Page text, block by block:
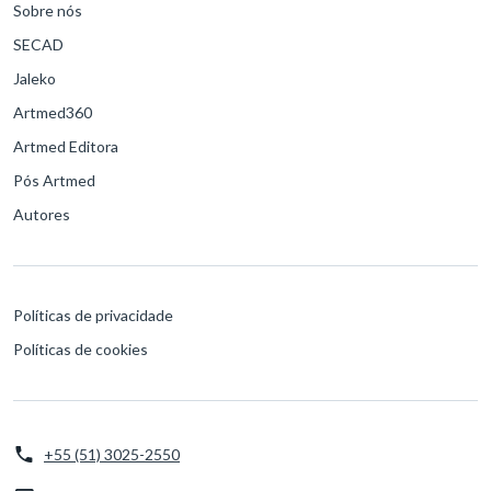
Sobre nós
SECAD
Jaleko
Artmed360
Artmed Editora
Pós Artmed
Autores
Políticas de privacidade
Políticas de cookies
+55 (51) 3025-2550